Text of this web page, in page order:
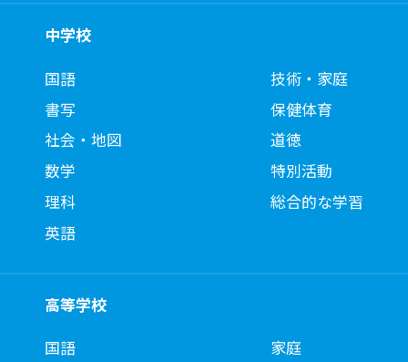
中学校
国語
書写
社会・地図
数学
理科
英語
技術・家庭
保健体育
道徳
特別活動
総合的な学習
高等学校
国語
家庭